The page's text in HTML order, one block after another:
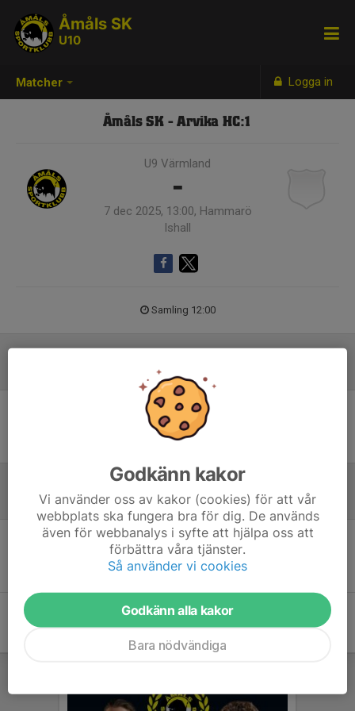
Matcher Logga in
Åmåls SK
U10
Åmåls SK - Arvika HC:1
U9 Värmland
-
7 dec 2025, 13:00, Hammarö
Ishall
Samling 12:00
Ingen uppställning ifylld
Referat
Inget referat skrivet
Godkänn kakor
Vi använder oss av kakor (cookies) för att vår
webbplats ska fungera bra för dig. De används
även för webbanalys i syfte att hjälpa oss att
förbättra våra tjänster.
Så använder vi cookies
Godkänn alla kakor
Bara nödvändiga